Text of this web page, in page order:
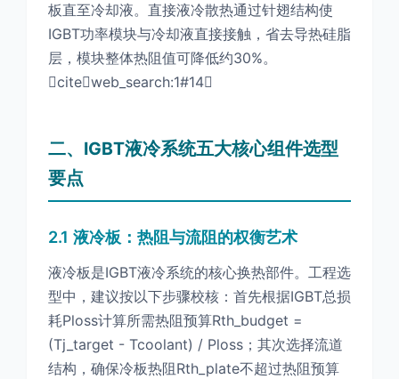
板直至冷却液。直接液冷散热通过针翅结构使
IGBT功率模块与冷却液直接接触，省去导热硅脂
层，模块整体热阻值可降低约30%。
citeweb_search:1#14
二、IGBT液冷系统五大核心组件选型
要点
2.1 液冷板：热阻与流阻的权衡艺术
液冷板是IGBT液冷系统的核心换热部件。工程选
型中，建议按以下步骤校核：首先根据IGBT总损
耗Ploss计算所需热阻预算Rth_budget =
(Tj_target - Tcoolant) / Ploss；其次选择流道
结构，确保冷板热阻Rth_plate不超过热阻预算